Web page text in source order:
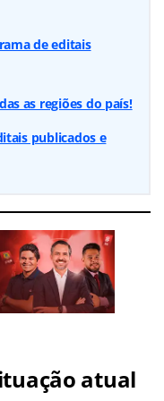
de editais
as regiões do país!
publicados e
atual